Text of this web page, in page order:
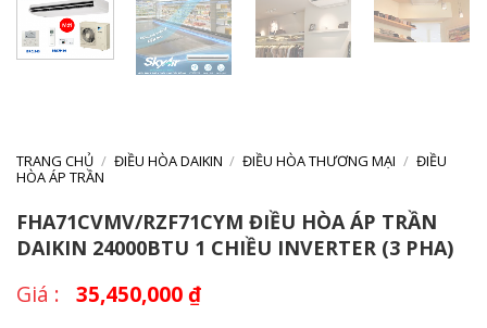
TRANG CHỦ / ĐIỀU HÒA DAIKIN / ĐIỀU HÒA THƯƠNG MẠI / ĐIỀU
HÒA ÁP TRẦN
FHA71CVMV/RZF71CYM ĐIỀU HÒA ÁP TRẦN
DAIKIN 24000BTU 1 CHIỀU INVERTER (3 PHA)
35,450,000₫